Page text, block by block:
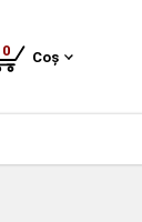
0produse
Coș